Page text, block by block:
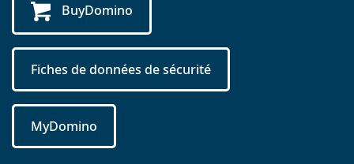
BuyDomino
Fiches de données de sécurité
MyDomino